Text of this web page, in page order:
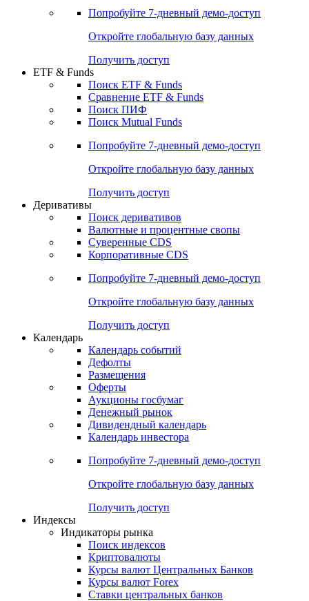
Попробуйте 7-дневный демо-доступ
Откройте глобальную базу данных
Получить доступ
ETF & Funds
Поиск ETF & Funds
Сравнение ETF & Funds
Поиск ПИФ
Поиск Mutual Funds
Попробуйте 7-дневный демо-доступ
Откройте глобальную базу данных
Получить доступ
Деривативы
Поиск деривативов
Валютные и процентные свопы
Суверенные CDS
Корпоративные CDS
Попробуйте 7-дневный демо-доступ
Откройте глобальную базу данных
Получить доступ
Календарь
Календарь событий
Дефолты
Размещения
Оферты
Аукционы госбумаг
Денежный рынок
Дивидендный календарь
Календарь инвестора
Попробуйте 7-дневный демо-доступ
Откройте глобальную базу данных
Получить доступ
Индексы
Индикаторы рынка
Поиск индексов
Криптовалюты
Курсы валют Центральных Банков
Курсы валют Forex
Ставки центральных банков